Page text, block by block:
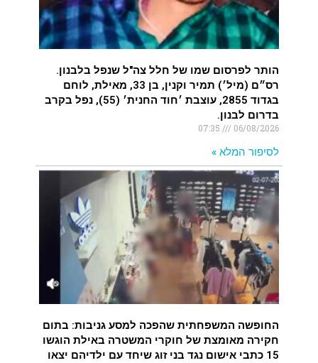
הותר לפרסום שמו של חלל צה"ל שנפל בלבנון.
רס״ם (מיל׳) תמיר וקנין, בן 33, מאילת, לוחם
בגדוד 2855, עוצבת ׳חוד החנית׳ (55), נפל בקרב
בדרום לבנון.
06/08/2026
לסיפור המלא »
החופשה המשפחתית שהפכה למסע גניבות: בתום
חקירה מאומצת של חוקרי המשטרה באילת הוגשו
15 כתבי אישום נגד בני זוג שיחד עם ילדיהם יצאו